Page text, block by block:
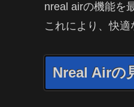
nreal airの機能を
これにより、快適
Nreal Airの